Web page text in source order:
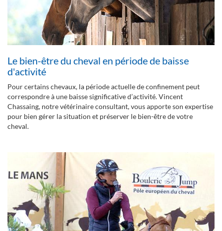
Le bien-être du cheval en période de baisse
d'activité
Pour certains chevaux, la période actuelle de confinement peut
correspondre à une baisse significative d’activité. Vincent
Chassaing, notre vétérinaire consultant, vous apporte son expertise
pour bien gérer la situation et préserver le bien-être de votre
cheval.